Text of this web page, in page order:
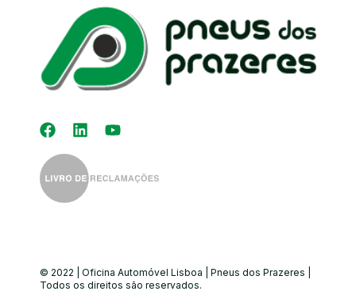
© 2022 | Oficina Automóvel Lisboa | Pneus dos Prazeres |
Todos os direitos são reservados.
Kit Distribuição
Diagnóstico